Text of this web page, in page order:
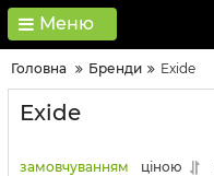
Меню
Головна Бренди Exide
Exide
замовчуванням ціною